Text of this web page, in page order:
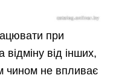
при
від інших,
чином не впливає